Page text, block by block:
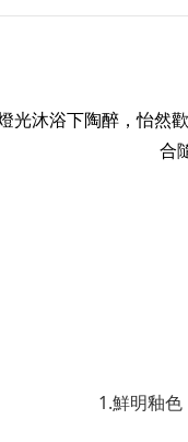
光沐浴下陶醉，怡然
合
1.鮮明釉色